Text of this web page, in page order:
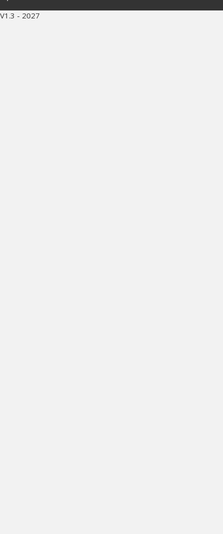
V1.3 - 2027